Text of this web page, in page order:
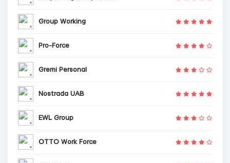
Group Working
Pro-Force
Gremi Personal
Nostrada UAB
EWL Group
OTTO Work Force